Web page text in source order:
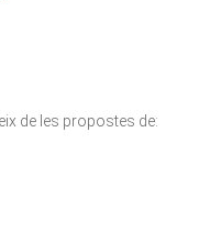
de les propostes de: